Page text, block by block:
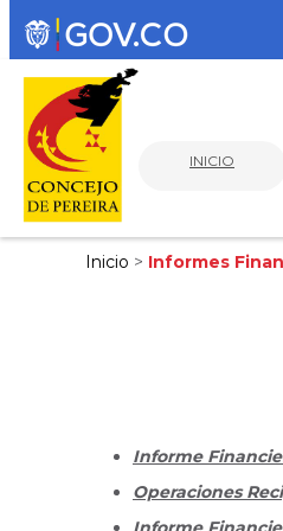
INICIO
Inicio > Informes
Informe
Operaciones